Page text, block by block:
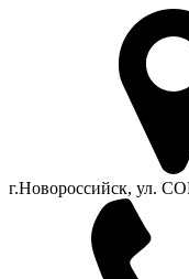
г.Новороссийск, ул.